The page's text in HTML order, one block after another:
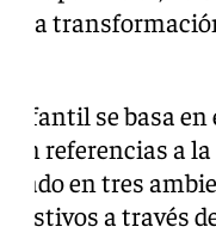
en la
infantil se basa
referencias a
en tres
festivos a través